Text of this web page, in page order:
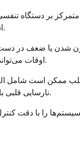
بر دستگاه
است که به درمان‌های معمولی آسم پاسخ خوبی نمی‌دهد.
یا ضعف در
اوقات می‌تواند برای بسیاری از افراد آزاردهنده‌ترین جنبه بیماری باشد.
قلب ممکن است شامل
نارسایی قلبی باشد. این الگوی قلبی نیاز به درمان فوری و تهاجمی دارد.
را با دقت